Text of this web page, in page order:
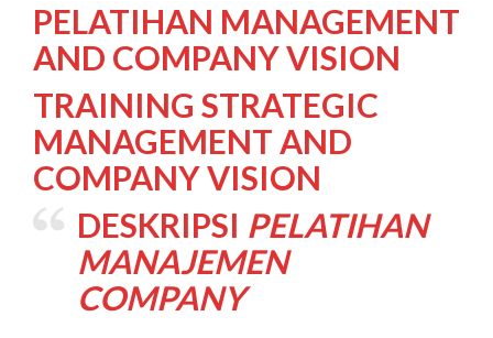
PELATIHAN MANAGEMENT
AND COMPANY VISION
TRAINING STRATEGIC
MANAGEMENT AND
COMPANY VISION
DESKRIPSI PELATIHAN
MANAJEMEN
COMPANY